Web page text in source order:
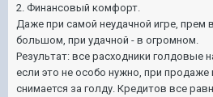
2. Финансовый комфорт.
Даже при самой неудачной игре, прем
большом, при удачной - в огромном.
Результат: все расходники голдовые
если это не особо нужно, при продаже
снимается за голду. Кредитов все